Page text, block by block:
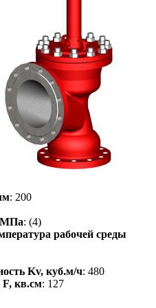
: 200
МПа: (4)
рабочей среды
Kv, куб.м/ч: 480
F, кв.см: 127